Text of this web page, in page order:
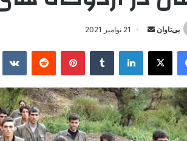
بی‌تاوان
ل
ا
ی
م
21 نوامبر 2021
فیس بوک لینکدین ‫پین‌ترست ‫رددیت